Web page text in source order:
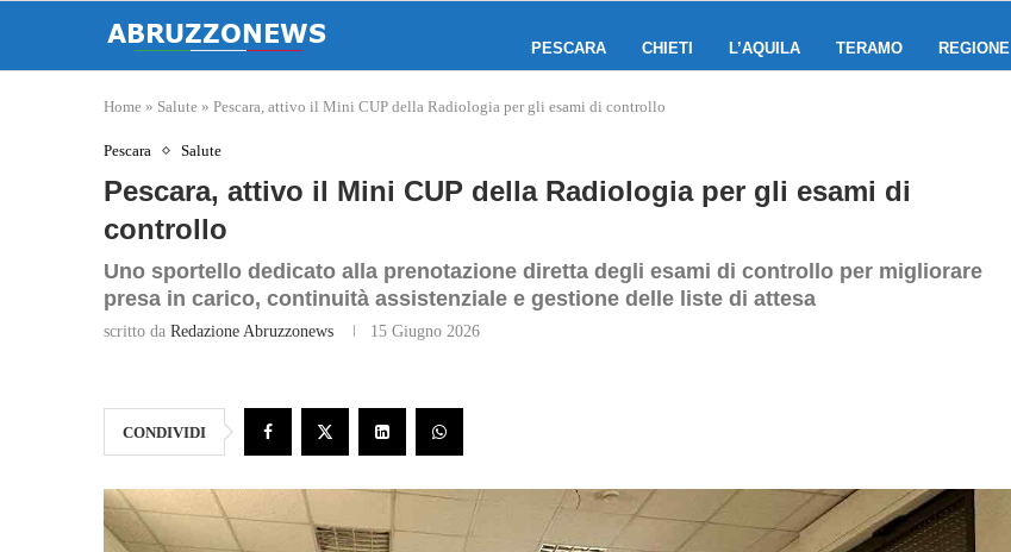
PESCARA CHIETI L’AQUILA TERAMO REGIONE
Home » Salute » Pescara, attivo il Mini CUP della Radiologia per gli esami di controllo
Pescara Salute
Pescara, attivo il Mini CUP della Radiologia per gli esami di
controllo
Uno sportello dedicato alla prenotazione diretta degli esami di controllo per migliorare
presa in carico, continuità assistenziale e gestione delle liste di attesa
scritto da Redazione Abruzzonews 15 Giugno 2026
CONDIVIDI